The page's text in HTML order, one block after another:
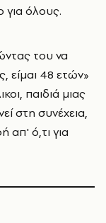
για όλους.
του να
είμαι 48 ετών»
παιδιά μιας
στη συνέχεια,
απ' ό,τι για